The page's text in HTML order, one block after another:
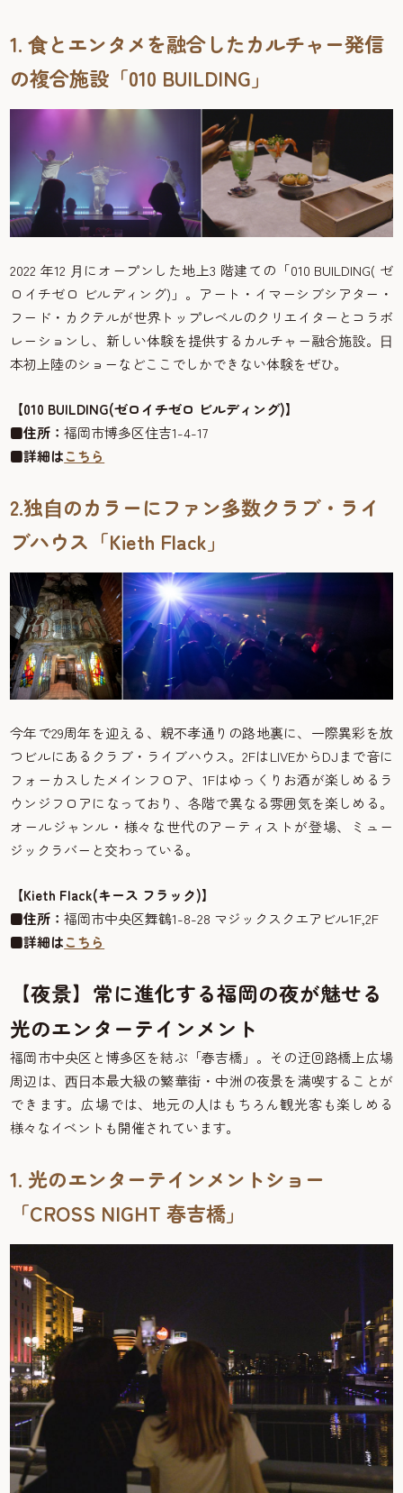
1. ⾷とエンタメを融合したカルチャー発信
の複合施設「010 BUILDING」
2022 年12 ⽉にオープンした地上3 階建ての「010 BUILDING( ゼ
ロイチゼロ ビルディング)」。アート・イマーシブシアター・
フード・カクテルが世界トップレベルのクリエイターとコラボ
レーションし、新しい体験を提供するカルチャー融合施設。⽇
本初上陸のショーなどここでしかできない体験をぜひ。
【010 BUILDING(ゼロイチゼロ ビルディング)】
■住所：福岡市博多区住吉1-4-17
■詳細はこちら
2.独⾃のカラーにファン多数クラブ・ライ
ブハウス「Kieth Flack」
今年で29周年を迎える、親不孝通りの路地裏に、一際異彩を放
つビルにあるクラブ・ライブハウス。2FはLIVEからDJまで音に
フォーカスしたメインフロア、1Fはゆっくりお酒が楽しめるラ
ウンジフロアになっており、各階で異なる雰囲気を楽しめる。
オールジャンル・様々な世代のアーティストが登場、ミュー
ジックラバーと交わっている。
【Kieth Flack(キース フラック)】
■住所：福岡市中央区舞鶴1-8-28 マジックスクエアビル1F,2F
■詳細はこちら
【夜景】常に進化する福岡の夜が魅せる
光のエンターテインメント
福岡市中央区と博多区を結ぶ「春吉橋」。その迂回路橋上広場
周辺は、⻄⽇本最⼤級の繁華街・中洲の夜景を満喫することが
できます。広場では、地元の⼈はもちろん観光客も楽しめる
様々なイベントも開催されています。
1. 光のエンターテインメントショー
「CROSS NIGHT 春吉橋」